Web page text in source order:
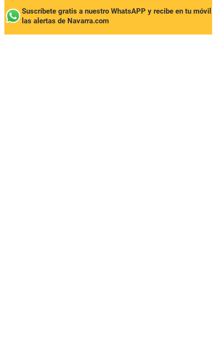
Suscríbete gratis a nuestro WhatsAPP y recibe en tu móvil
las alertas de Navarra.com